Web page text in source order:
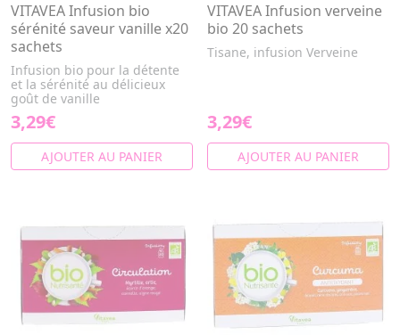
VITAVEA Infusion bio
sérénité saveur vanille x20
sachets
Infusion bio pour la détente
et la sérénité au délicieux
goût de vanille
3,29€
AJOUTER AU PANIER
VITAVEA Infusion verveine
bio 20 sachets
Tisane, infusion Verveine
3,29€
AJOUTER AU PANIER